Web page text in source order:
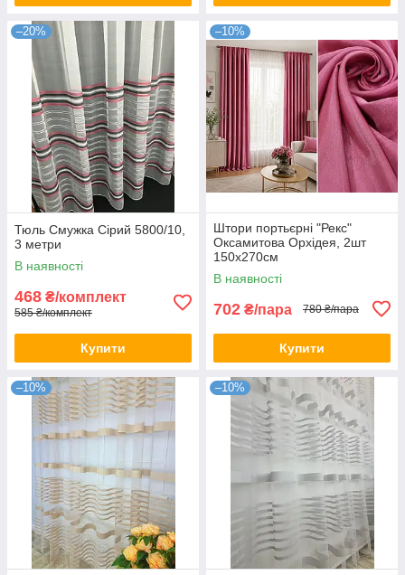
–20%
Тюль Смужка Сірий 5800/10,
3 метри
В наявності
468 ₴/комплект
585 ₴/комплект
Купити
–10%
Штори портьєрні "Рекс"
Оксамитова Орхідея, 2шт
150х270см
В наявності
702 ₴/пара 780 ₴/пара
Купити
–10% –10%